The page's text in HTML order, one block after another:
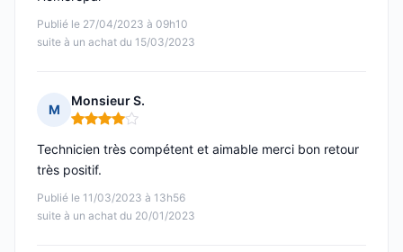
Publié le 27/04/2023 à 09h10
suite à un achat du 15/03/2023
M
Monsieur S.
Note : 4 sur 5
Publié le 11/03/2023 à 13h56
suite à un achat du 20/01/2023
Technicien très compétent et aimable merci bon retour
très positif.